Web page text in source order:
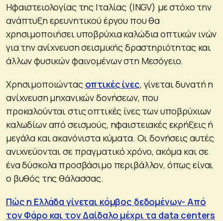
Ηφαιστειολογίας της Ιταλίας (INGV) με στόχο την
ανάπτυξη ερευνητικού έργου που θα
χρησιμοποιήσει υποβρύχια καλώδια οπτικών ινών
για την ανίχνευση σεισμικής δραστηριότητας και
άλλων φυσικών φαινομένων στη Μεσόγειο.
Χρησιμοποιώντας οπτικές ίνες, γίνεται δυνατή η
ανίχνευση μηχανικών δονήσεων, που
προκαλούνται στις οπτικές ίνες των υποβρύχιων
καλωδίων από σεισμούς, ηφαιστειακές εκρήξεις ή
μεγάλα και ακανόνιστα κύματα. Οι δονήσεις αυτές
ανιχνεύονται σε πραγματικό χρόνο, ακόμα και σε
ένα δύσκολα προσβάσιμο περιβάλλον, όπως είναι
ο βυθός της θάλασσας.
Πώς η Ελλάδα γίνεται κόμβος δεδομένων- Από
τον Φάρο και τον Δαίδαλο μέχρι τα data centers